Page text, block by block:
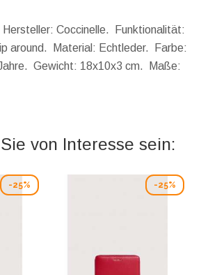
Coccinelle. Funktionalität:
around. Material: Echtleder. Farbe:
Gewicht: 18x10x3 cm.
Maße:
von Interesse sein:
-25% -25%